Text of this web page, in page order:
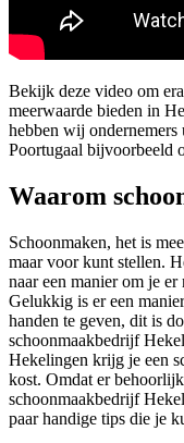
Bekijk deze video om
meerwaarde bieden in
hebben wij
Poortugaal bijvoorbeeld
Waarom
Schoonmaken, het is
maar voor kunt stellen.
naar een manier om je
Gelukkig is er een
handen te geven, dit is
schoonmaakbedrijf
Hekelingen krijg je een
kost. Omdat er
schoonmaakbedrijf
paar handige tips die je